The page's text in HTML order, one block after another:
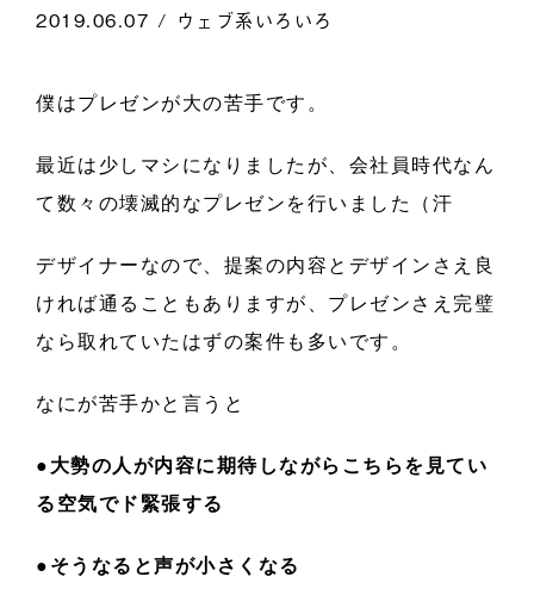
2019.06.07 / ウェブ系いろいろ
僕はプレゼンが大の苦手です。
最近は少しマシになりましたが、会社員時代なん
て数々の壊滅的なプレゼンを行いました（汗
デザイナーなので、提案の内容とデザインさえ良
ければ通ることもありますが、プレゼンさえ完璧
なら取れていたはずの案件も多いです。
なにが苦手かと言うと
●大勢の人が内容に期待しながらこちらを見てい
る空気でド緊張する
●そうなると声が小さくなる